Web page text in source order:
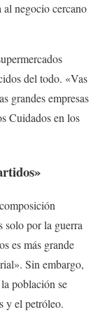
negocio cercano
del todo. «Vas
grandes empresas
Cuidados en los
solo por la guerra
es más grande
Sin embargo,
población se
y el petróleo.